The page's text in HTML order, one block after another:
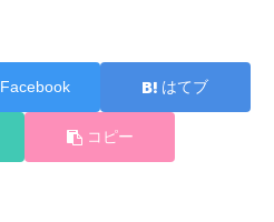
Facebook はてブ
コピー